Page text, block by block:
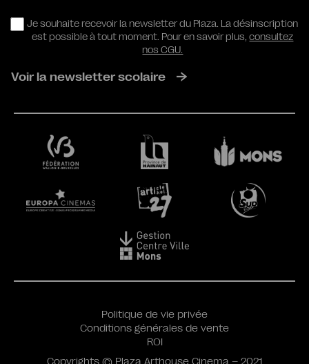
RGPD
Je souhaite recevoir la newsletter du Plaza. La désinscription
est possible à tout moment. Pour en savoir plus,consultez
nos CGU.
Voir la newsletter scolaire
Politique de vie privée
Conditions générales de vente
ROI